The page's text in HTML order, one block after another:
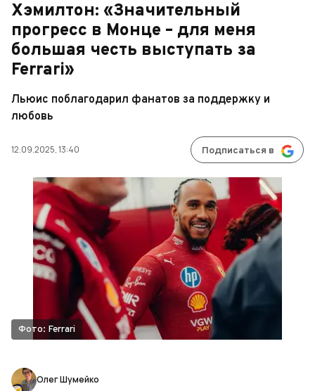
Хэмилтон: «Значительный
прогресс в Монце – для меня
большая честь выступать за
Ferrari»
Льюис поблагодарил фанатов за поддержку и
любовь
12.09.2025, 13:40 Подписаться в
Фото: Ferrari
Олег Шумейко